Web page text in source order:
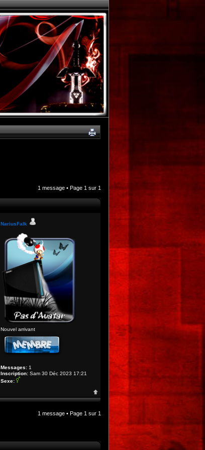
1 message • Page 1 sur 1
NariusFalk
Nouvel arrivant
Messages: 1
Inscription: Sam 30 Déc 2023 17:21
Sexe:
1 message • Page 1 sur 1